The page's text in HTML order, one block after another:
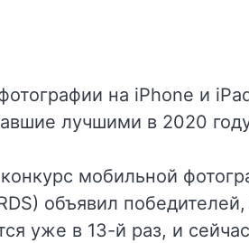
мобильной
объявил
уже в 13-й раз, и